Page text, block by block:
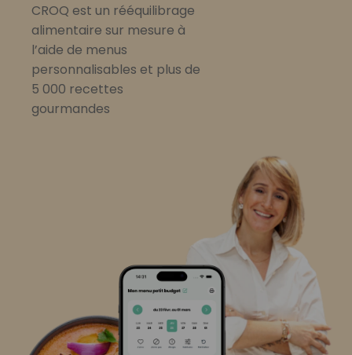
CROQ est un rééquilibrage
alimentaire sur mesure à
l’aide de menus
personnalisables et plus de
5 000 recettes
gourmandes